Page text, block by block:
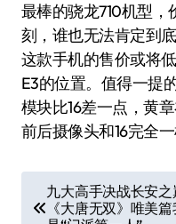
最棒的骁龙710机型
刻，谁也无法肯定到
这款手机的售价或将
E3的位置。值得一提
模块比16差一点，黄
前后摄像头和16完全
章
九大高手决战长安之
《大唐无双》唯美篇